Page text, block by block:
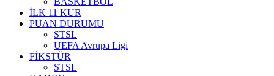
İLK 11 KUR
PUAN DURUMU
STSL
UEFA Avrupa Ligi
FİKSTÜR
STSL